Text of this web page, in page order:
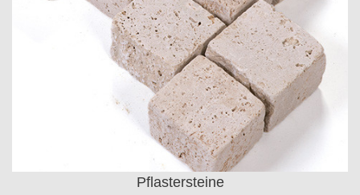
Pflastersteine